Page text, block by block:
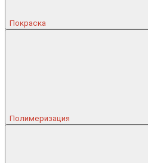
Покраска
Полимеризация